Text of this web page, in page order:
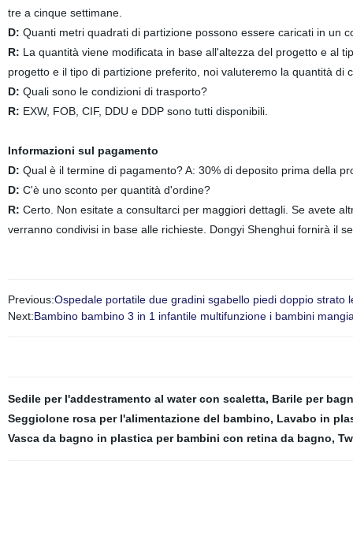
tre a cinque settimane.
D: Quanti metri quadrati di partizione possono essere caricati in un
R: La quantità viene modificata in base all'altezza del progetto e al
progetto e il tipo di partizione preferito, noi valuteremo la quantità di
D: Quali sono le condizioni di trasporto?
R: EXW, FOB, CIF, DDU e DDP sono tutti disponibili.
Informazioni sul pagamento
D: Qual è il termine di pagamento? A: 30% di deposito prima della
D: C'è uno sconto per quantità d'ordine?
R: Certo. Non esitate a consultarci per maggiori dettagli. Se avete
verranno condivisi in base alle richieste. Dongyi Shenghui fornirà il
Previous:Ospedale portatile due gradini sgabello piedi doppio strato
Next:Bambino bambino 3 in 1 infantile multifunzione i bambini
Sedile per l'addestramento al water con scaletta, Barile per
Seggiolone rosa per l'alimentazione del bambino, Lavabo in
Vasca da bagno in plastica per bambini con retina da bagno,